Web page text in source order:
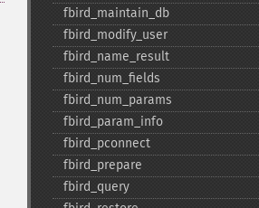
fbird_​maintain_​db
fbird_​modify_​user
fbird_​name_​result
fbird_​num_​fields
fbird_​num_​params
fbird_​param_​info
fbird_​pconnect
fbird_​prepare
fbird_​query